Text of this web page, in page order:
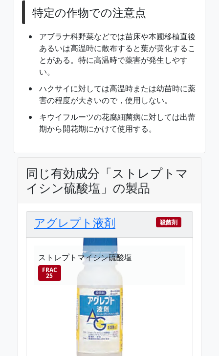
特定の作物での注意点
アブラナ科野菜などでは苗床や本圃移植直後
あるいは高温時に散布すると葉が黄化するこ
とがある。特に高温時で薬害が発生しやす
い。
ハクサイに対しては高温時または幼苗時に薬
害の程度が大きいので，使用しない。
キウイフルーツの花腐細菌病に対しては出蕾
期から開花期にかけて使用する。
同じ有効成分「ストレプトマ
イシン硫酸塩」の製品
アグレプト液剤 殺菌剤
ストレプトマイシン硫酸塩
FRAC
25